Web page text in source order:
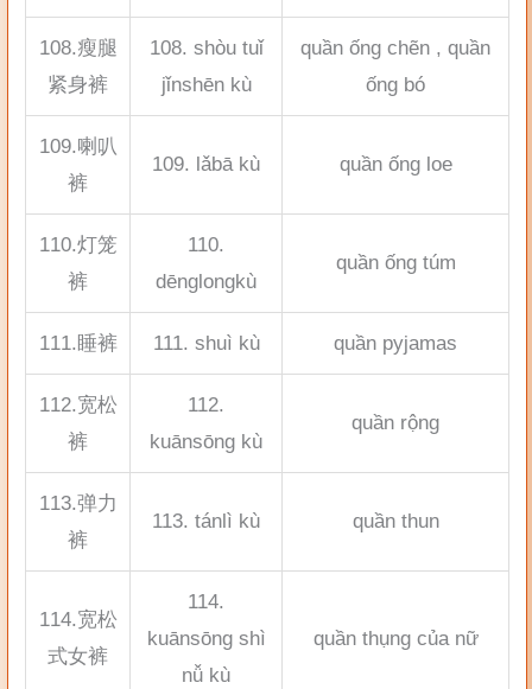
108.瘦腿
紧身裤
108. shòu tuǐ
jǐnshēn kù
quần ống chẽn , quần
ống bó
109.喇叭
裤
109. lǎbā kù quần ống loe
110.灯笼
裤
110.
dēnglongkù
quần ống túm
111.睡裤 111. shuì kù quần pyjamas
112.宽松
裤
112.
kuānsōng kù
quần rộng
113.弹力
裤
113. tánlì kù quần thun
114.宽松
式女裤
114.
kuānsōng shì
nǚ kù
quần thụng của nữ